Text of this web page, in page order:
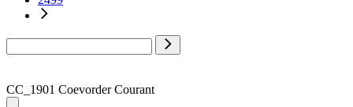
CC_1901 Coevorder Courant